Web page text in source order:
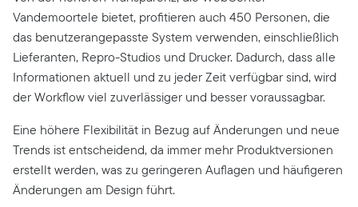
Vandemoortele bietet, profitieren auch 450 Personen, die
das benutzerangepasste System verwenden, einschließlich
Lieferanten, Repro-Studios und Drucker. Dadurch, dass alle
Informationen aktuell und zu jeder Zeit verfügbar sind, wird
der Workflow viel zuverlässiger und besser voraussagbar.
Eine höhere Flexibilität in Bezug auf Änderungen und neue
Trends ist entscheidend, da immer mehr Produktversionen
erstellt werden, was zu geringeren Auflagen und häufigeren
Änderungen am Design führt.